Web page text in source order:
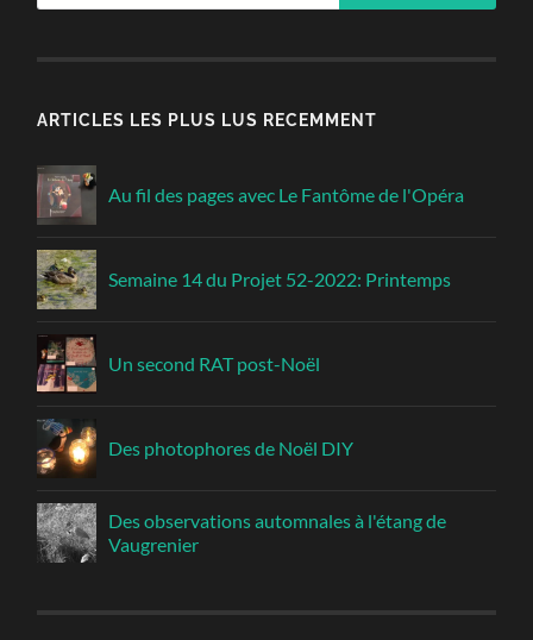
ARTICLES LES PLUS LUS RECEMMENT
Au fil des pages avec Le Fantôme de l'Opéra
Semaine 14 du Projet 52-2022: Printemps
Un second RAT post-Noël
Des photophores de Noël DIY
Des observations automnales à l'étang de
Vaugrenier